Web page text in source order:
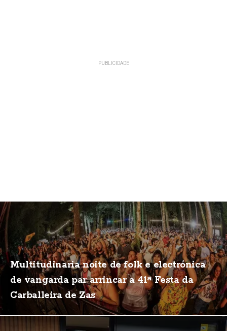
Multitudinaria noite de folk e electrónica
de vangarda par arrincar a 41ª Festa da
Carballeira de Zas